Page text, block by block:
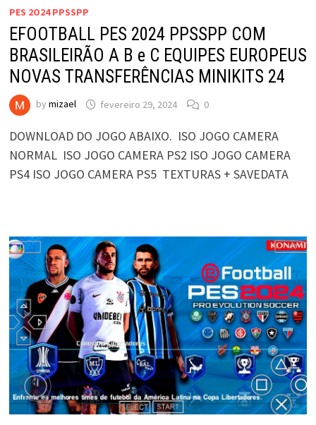
PES 2O24 PPSSPP
EFOOTBALL PES 2024 PPSSPP COM
BRASILEIRÃO A B e C EQUIPES EUROPEUS
NOVAS TRANSFERÊNCIAS MINIKITS 24
by mizael fevereiro 29, 2024 0
DOWNLOAD DO JOGO ABAIXO. ISO JOGO CAMERA
NORMAL ISO JOGO CAMERA PS2 ISO JOGO CAMERA
PS4 ISO JOGO CAMERA PS5 TEXTURAS + SAVEDATA